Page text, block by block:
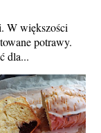
W większości
potrawy.
dla...